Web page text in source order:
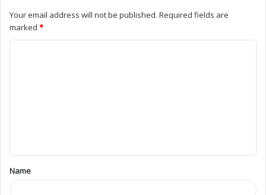
Your email address will not be published. Required fields are
marked *
Name